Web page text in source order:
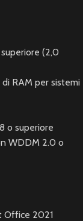
(2,0
RAM per sistemi
o superiore
WDDM 2.0 o
Office 2021